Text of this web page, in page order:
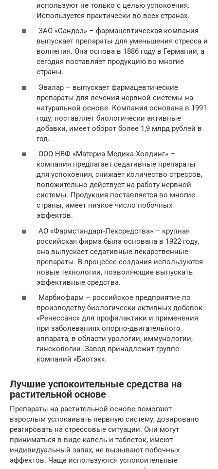
используют не только с целью успокоения.
Используется практически во всех странах.
ЗАО «Сандоз» – фармацевтическая компания
выпускает препараты для уменьшения стресса и
волнения. Она основа в 1886 году в Германии, а
сегодня поставляет продукцию во многие
страны.
Эвалар – выпускает фармацевтические
препараты для лечения нервной системы на
натуральной основе. Компания основана в 1991
году, поставляет биологически активные
добавки, имеет оборот более 1,9 млрд рублей в
год.
ООО НВФ «Материа Медика Холдинг» –
компания предлагает седативные препараты
для успокоения, снижает количество стрессов,
положительно действует на работу нервной
системы. Продукция поставляется во многие
страны, имеет низкое число побочных
эффектов.
АО «Фармстандарт-Лексредства» – крупная
российская фирма была основана в 1922 году,
она выпускает седативные лекарственные
препараты. В процессе создания используются
новые технологии, позволяющие выпускать
эффективные средства.
Марбиофарм – российское предприятие по
производству биологически активных добавок
«Ренессанс» для профилактики и применения
при заболеваниях опорно-двигательного
аппарата, в области урологии, иммунологии,
гинекологии. Завод принадлежит группе
компаний «Биотэк».
Лучшие успокоительные средства на
растительной основе
Препараты на растительной основе помогают
взрослым успокаивать нервную систему, дозировано
реагировать на стрессовые ситуации. Они могут
приниматься в виде капель и таблеток, имеют
индивидуальный запах, не вызывают побочных
эффектов. Чаще используются успокоительные